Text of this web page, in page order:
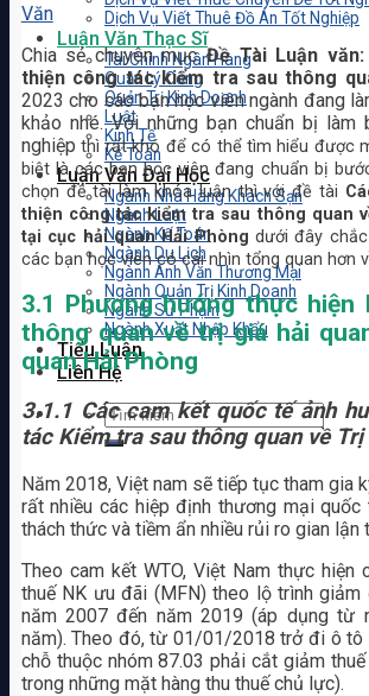
Dịch Vụ Viết Thuê Đồ Án Tốt Nghiệp
Luận Văn Thạc Sĩ
Tài Chính Ngân Hàng
Quản Lý Công
Quản Trị Kinh Doanh
Luật
Kinh Tế
Kế Toán
Luận Văn Đại Học
Ngành Nhà Hàng Khách Sạn
Ngành Luật
Ngành Kế Toán
Ngành Du Lịch
Ngành Anh Văn Thương Mại
Ngành Quản Trị Kinh Doanh
Ngành Sư Phạm
Ngành Xuất Nhập Khẩu
Tiểu Luận
Liên Hệ
Văn
Chia sẻ chuyên mụcĐề Tài Luận
thiện công tác kiểm tra sau thông
2023 cho các bạn học viên ngành đang
khảo nhé. Với những bạn chuẩn bị làm
nghiệp thì rất khó để có thể tìm hiểu được
biệt là các bạn học viên đang chuẩn bị
chọn đề tài làm khóa luận thì với đề tài
thiện công tác kiểm tra sau thông quan
tại cục hải quan Hải Phòng dưới đây
các bạn học viên có cái nhìn tổng quan hơn
3.1 Phương hướng thực hiện
thông quan về trị giá hải
quan Hải Phòng
3.1.1 Các cam kết quốc tế ảnh
tác Kiểm tra sau thông quan về
Năm 2018, Việt nam sẽ tiếp tục tham gia
rất nhiều các hiệp định thương mại
thách thức và tiềm ẩn nhiều rủi ro gian lận
Theo cam kết WTO, Việt Nam thực hiện
thuế NK ưu đãi (MFN) theo lộ trình giảm
năm 2007 đến năm 2019 (áp dụng từ
năm). Theo đó, từ 01/01/2018 trở đi ô tô
chỗ thuộc nhóm 87.03 phải cắt giảm
trong những mặt hàng thu thuế chủ lực).